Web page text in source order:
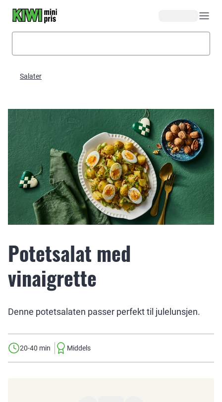
Salater
Potetsalat med
vinaigrette
Denne potetsalaten passer perfekt til julelunsjen.
20-40 min Middels